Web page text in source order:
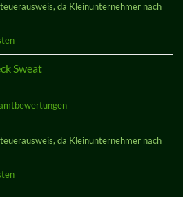
da Kleinunternehmer nach
Sweat
da Kleinunternehmer nach